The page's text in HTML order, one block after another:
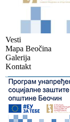
Vesti
Mapa Beočina
Galerija
Kontakt
-